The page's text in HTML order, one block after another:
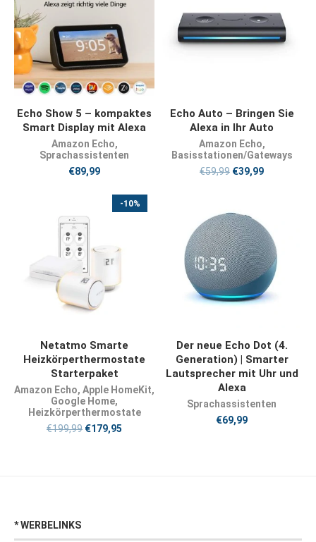
JETZT KAUFEN
Echo Show 5 – kompaktes
Smart Display mit Alexa
Amazon Echo,
Sprachassistenten
€89,99
JETZT KAUFEN
Echo Auto – Bringen Sie
Alexa in Ihr Auto
Amazon Echo,
Basisstationen/Gateways
€59,99 €39,99
-10%
JETZT KAUFEN
Netatmo Smarte
Heizkörperthermostate
Starterpaket
Amazon Echo, Apple HomeKit,
Google Home,
Heizkörperthermostate
€199,99 €179,95
JETZT KAUFEN
Der neue Echo Dot (4.
Generation) | Smarter
Lautsprecher mit Uhr und
Alexa
Sprachassistenten
€69,99
* WERBELINKS